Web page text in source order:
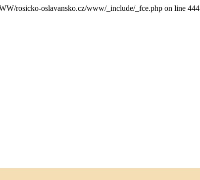
rosicko-oslavansko.cz/www/_include/_fce.php on line 444